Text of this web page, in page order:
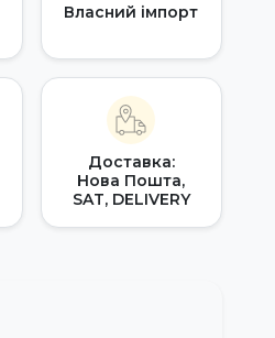
Власний імпорт
Доставка:
Нова Пошта,
SAT, DELIVERY